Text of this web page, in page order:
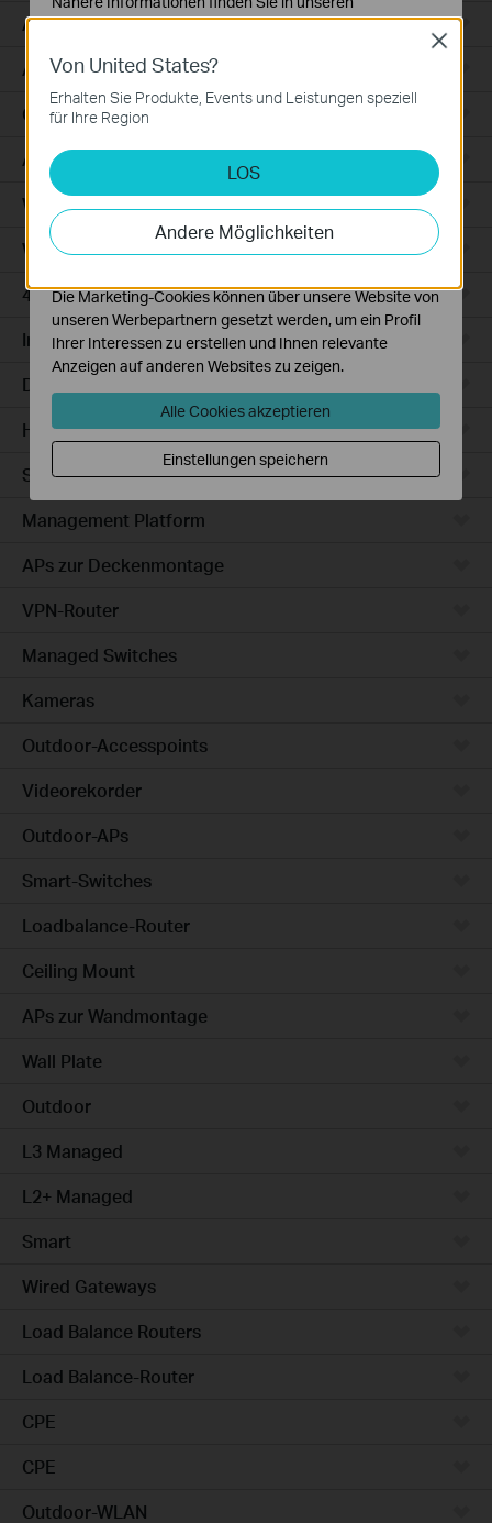
Access
Access Pro
GPON
Agile
Wired Gateways
WiFi Gateways
4G/5G WiFi Gateways
Integrated Gateways
DSL Gateways
Hardware
Software
Management Platform
APs zur Deckenmontage
VPN-Router
Managed Switches
Kameras
Outdoor-Accesspoints
Videorekorder
Outdoor-APs
Smart-Switches
Loadbalance-Router
Ceiling Mount
APs zur Wandmontage
Wall Plate
Outdoor
L3 Managed
L2+ Managed
Smart
Wired Gateways
Load Balance Routers
Load Balance-Router
CPE
CPE
Outdoor-WLAN
Von United States?
Erhalten Sie Produkte, Events und Leistungen speziell
für Ihre Region
LOS
Andere Möglichkeiten
Close
Datenschutzhinweisen.
Notwendige Cookies
erforderlich und können in Ihren Systemen nicht
Analyse- und Marketing-Cookies
Analyse-Cookies ermöglichen es uns, Ihre Aktivitäten
auf unserer Website zu analysieren, um die
Funktionsweise unserer Website zu verbessern und
Die Marketing-Cookies können über unsere Website von
unseren Werbepartnern gesetzt werden, um ein Profil
Ihrer Interessen zu erstellen und Ihnen relevante
Anzeigen auf anderen Websites zu zeigen.
Alle Cookies akzeptieren
Einstellungen speichern